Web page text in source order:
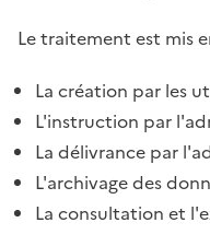
Le traitement est mis
La création par les
L'instruction par
La délivrance par
L'archivage des
La consultation et